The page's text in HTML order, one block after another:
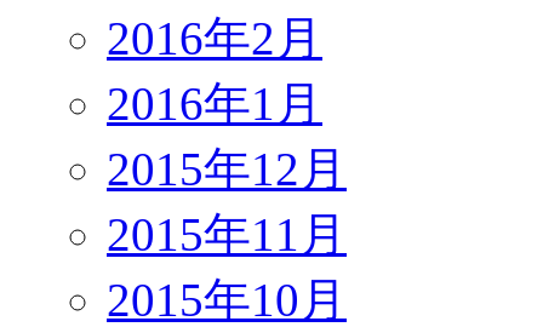
2016年2月
2016年1月
2015年12月
2015年11月
2015年10月